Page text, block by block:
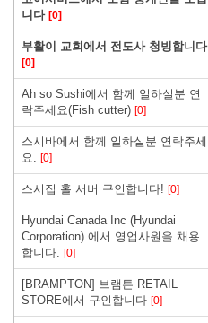
니다 [0]
부활이 교회에서 전도사 청빙합니다
[0]
Ah so Sushi에서 함께 일하실분 연
락주세요(Fish cutter) [0]
스시바에서 함께 일하실분 연락주세
요. [0]
스시집 홀 서버 구인합니다! [0]
Hyundai Canada Inc (Hyundai
Corporation) 에서 영업사원을 채용
합니다. [0]
[BRAMPTON] 브램튼 RETAIL
STORE에서 구인합니다 [0]